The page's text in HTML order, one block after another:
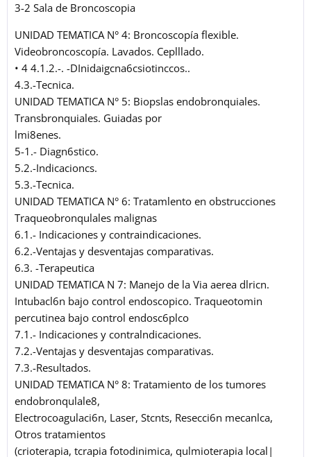
3-2 Sala de Broncoscopia
UNIDAD TEMATICA N° 4: Broncoscopía flexible.
Videobroncoscopía. Lavados. Ceplllado.
• 4 4.1.2.-. -DInidaigcna6csiotinccos..
4.3.-Tecnica.
UNIDAD TEMATICA N° 5: Biopslas endobronquiales.
Transbronquiales. Guiadas por
lmi8enes.
5-1.- Diagn6stico.
5.2.-Indicacioncs.
5.3.-Tecnica.
UNIDAD TEMATICA N° 6: Tratamlento en obstrucciones
Traqueobronqulales malignas
6.1.- Indicaciones y contraindicaciones.
6.2.-Ventajas y desventajas comparativas.
6.3. -Terapeutica
UNIDAD TEMATICA N 7: Manejo de la Via aerea dlricn.
Intubacl6n bajo control endoscopico. Traqueotomin
percutinea bajo control endosc6plco
7.1.- Indicaciones y contralndicaciones.
7.2.-Ventajas y desventajas comparativas.
7.3.-Resultados.
UNIDAD TEMATICA N° 8: Tratamiento de los tumores
endobronqulale8,
Electrocoagulaci6n, Laser, Stcnts, Resecci6n mecanlca,
Otros tratamientos
(crioterapia, tcrapia fotodinimica, qulmioterapia local|